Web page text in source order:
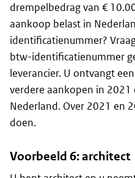
drempelbedrag van €
aankoop belast in
identificatienummer?
btw-identificatienummer
leverancier. U ontvangt
verdere aankopen in 2021
Nederland. Over 2021 en
doen.
Voorbeeld 6: architect